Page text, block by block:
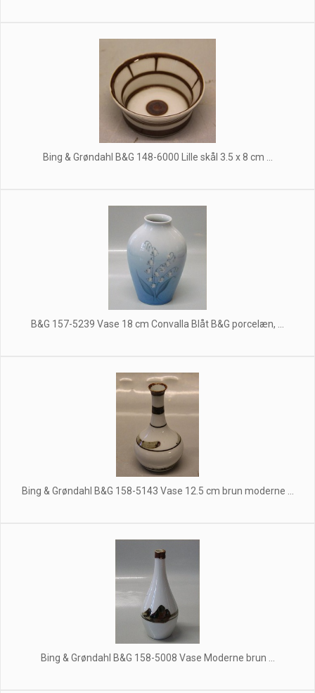
Bing & Grøndahl B&G 148-6000 Lille skål 3.5 x 8 cm ...
B&G 157-5239 Vase 18 cm Convalla Blåt B&G porcelæn, ...
Bing & Grøndahl B&G 158-5143 Vase 12.5 cm brun moderne ...
Bing & Grøndahl B&G 158-5008 Vase Moderne brun ...